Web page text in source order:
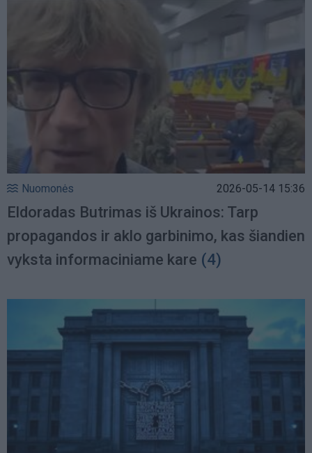
Nuomonės 2026-05-14 15:36
Eldoradas Butrimas iš Ukrainos: Tarp
propagandos ir aklo garbinimo, kas šiandien
vyksta informaciniame kare (4)